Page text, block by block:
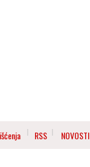
RSS NOVOSTI